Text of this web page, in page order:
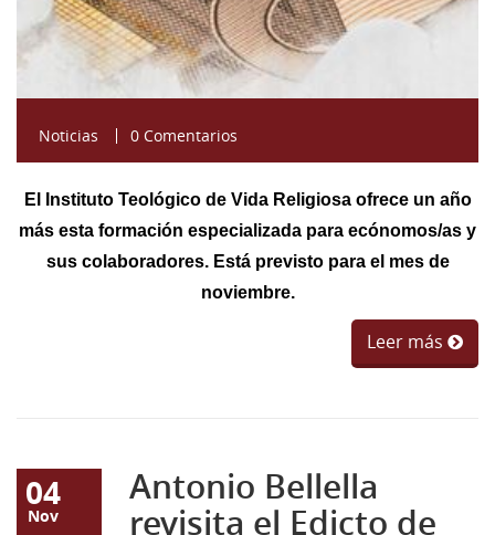
Noticias 0 Comentarios
El Instituto Teológico de Vida Religiosa ofrece un año
más esta formación especializada para ecónomos/as y
sus colaboradores. Está previsto para el mes de
noviembre.
Leer más
04
Nov
Antonio Bellella
revisita el Edicto de